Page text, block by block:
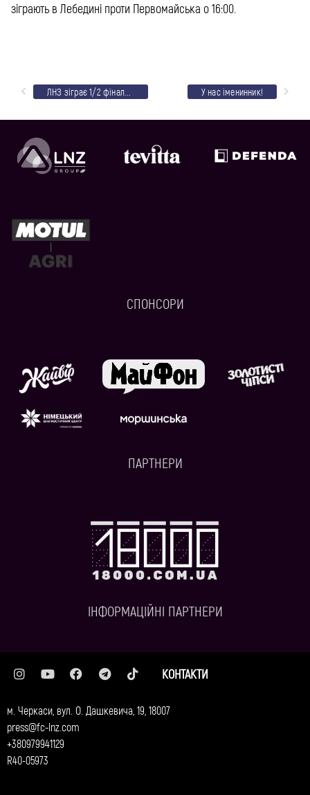
зіграють в Лебедині проти Первомайська о 16:00.
У нас іменинник!
СПОНСОРИ
ПАРТНЕРИ
ІНФОРМАЦІЙНІ ПАРТНЕРИ
КОНТАКТИ
м. Черкаси, вул. О. Дашкевича, 19, 18007
press@fc-lnz.com
+380979941129
R40-05973